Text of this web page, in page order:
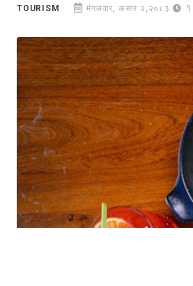
TOURISM मंगलवार, असार २,२०८३